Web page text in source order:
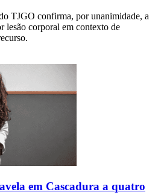
TJGO confirma, por unanimidade, a
lesão corporal em contexto de
em Cascadura a quatro